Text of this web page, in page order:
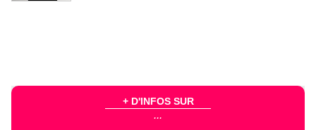
+ D'INFOS SUR
...